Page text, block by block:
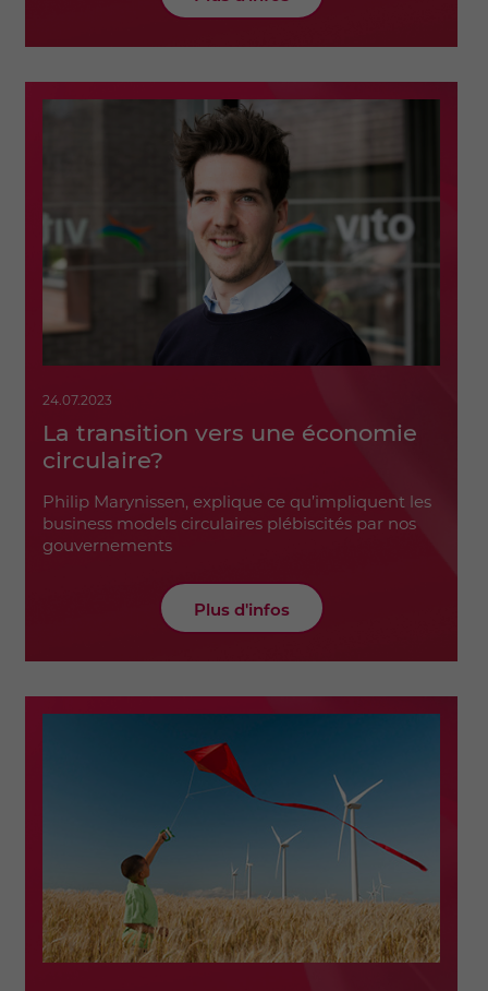
24.07.2023
La transition vers une économie
circulaire?
Philip Marynissen, explique ce qu’impliquent les
business models circulaires plébiscités par nos
gouvernements
Plus d'infos